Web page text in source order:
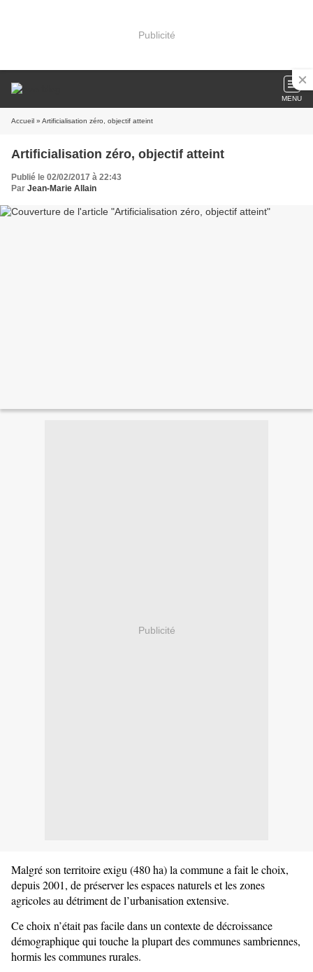
Publicité
MENU
Accueil » Artificialisation zéro, objectif atteint
Artificialisation zéro, objectif atteint
Publié le 02/02/2017 à 22:43
Par Jean-Marie Allain
Publicité
Malgré son territoire exigu (480 ha)la commune a fait le choix,
depuis 2001, de préserver les espaces naturels et les zones
agricoles au détriment de l’urbanisation extensive.
Ce choix n’était pas facile dans un contexte de décroissance
démographique qui touche la plupart des communes sambriennes,
hormis les communes rurales.